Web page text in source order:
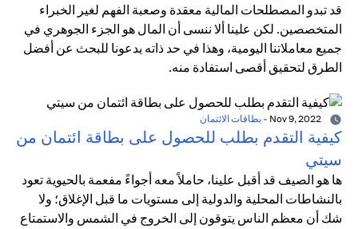
قد تبدو المصطلحات المالية معقدة وصعبة الفهم لغير الخبراء
المتخصصين. لكن علينا ألا ننسى أن المال هو الجزء الجوهري في
جميع معاملاتنا اليومية، وهذا في حد ذاته يدعونا للبحث عن أفضل
الطرق لتحقيق أقصى استفادة منه.
- بطاقات الائتمان
كيفية التقدم بطلب للحصول على بطاقة ائتمان من
سيتي
ها هو الصيف قد أقبل علينا، حاملاً معه أجواءً مفعمة بالحيوية تعود
بالنشاطات المحلية والدولية إلى مستويات ما قبل الإغلاق؛ ولا
شك أن معظم الناس يتوقون إلى الخروج في الشمس والاستمتاع